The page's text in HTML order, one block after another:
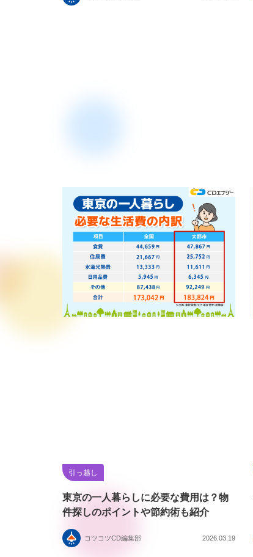
引っ越し
東京の一人暮らしに必要な費用は？物
件探しのポイントや節約術も紹介
コツコツCD編集部 2026.03.19